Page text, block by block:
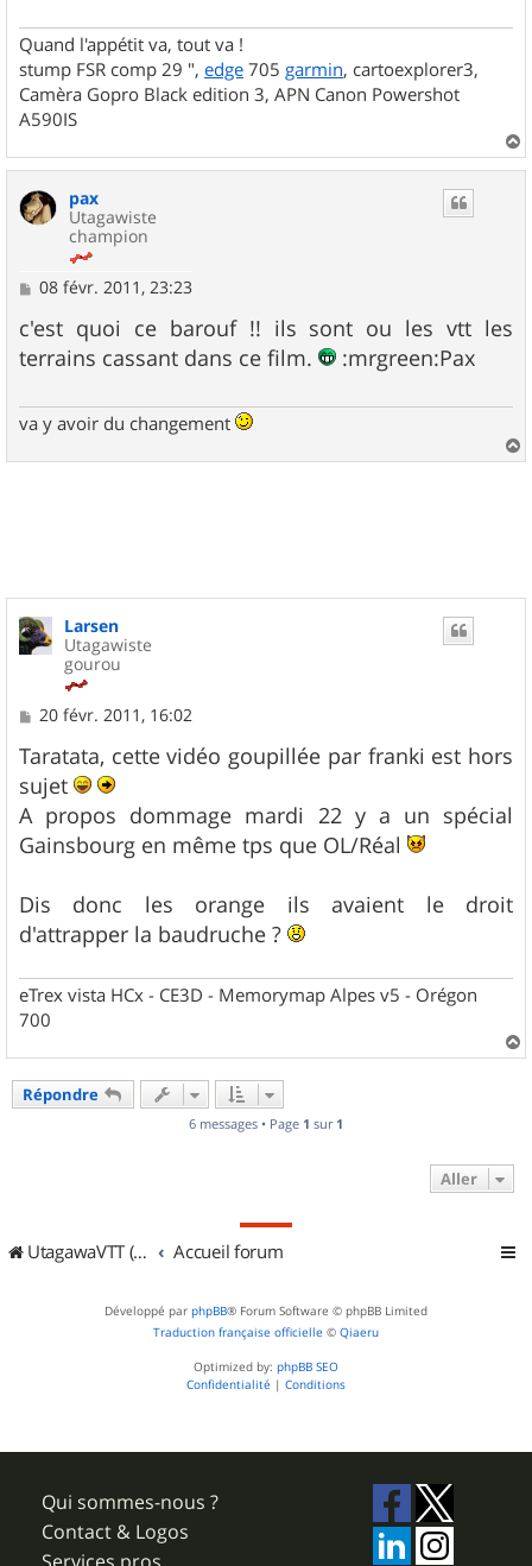
Quand l'appétit va, tout va !
stump FSR comp 29 ", edge 705 garmin, cartoexplorer3,
Camèra Gopro Black edition 3, APN Canon Powershot
A590IS
a
pax
Utagawiste
champion
M
s
s
a
08 févr. 2011, 23:23
c'est quoi ce barouf !! ils sont ou les vtt les
terrains cassant dans ce film.
:mrgreen:Pax
va y avoir du changement
a
Larsen
Utagawiste
gourou
M
s
s
a
e
20 févr. 2011, 16:02
Taratata, cette vidéo goupillée par franki est hors
sujet
A propos dommage mardi 22 y a un spécial
Gainsbourg en même tps que OL/Réal
Dis donc les orange ils avaient le droit
d'attrapper la baudruche ?
eTrex vista HCx - CE3D - Memorymap Alpes v5 - Orégon
700
a
Répondre
6 messages • Page 1 sur 1
Aller
UtagawaVTT (Randos VTT et VTTAE avec traces GPS) Accueil forum
Développé par phpBB® Forum Software © phpBB Limited
Traduction française officielle © Qiaeru
Optimized by: phpBB SEO
Confidentialité | Conditions
Qui sommes-nous ?
Contact & Logos